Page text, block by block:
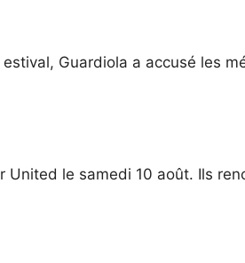
Guardiola a accusé les
United le samedi 10 août. Ils